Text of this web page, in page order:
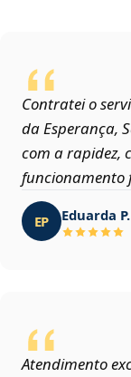
Contratei o
da Esperança,
com a rapidez,
funcionamento
EP Eduarda P.
Atendimento